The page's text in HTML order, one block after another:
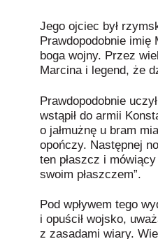
Jego ojciec był
Prawdopodobnie imię
boga wojny. Przez
Marcina i legend, że
Prawdopodobnie
wstąpił do armii
o jałmużnę u bram
opończy. Następnej
ten płaszcz i mówiący
swoim płaszczem”.
Pod wpływem tego
i opuścił wojsko,
z zasadami wiary.